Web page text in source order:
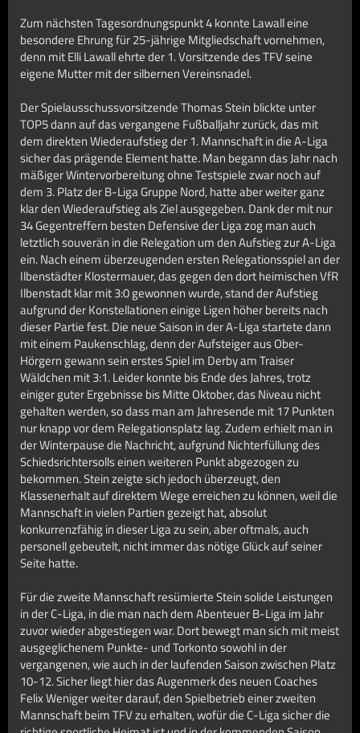
Zum nächsten Tagesordnungspunkt 4 konnte Lawall eine
besondere Ehrung für 25-jährige Mitgliedschaft vornehmen,
denn mit Elli Lawall ehrte der 1. Vorsitzende des TFV seine
eigene Mutter mit der silbernen Vereinsnadel.
Der Spielausschussvorsitzende Thomas Stein blickte unter
TOP5 dann auf das vergangene Fußballjahr zurück, das mit
dem direkten Wiederaufstieg der 1. Mannschaft in die A-Liga
sicher das prägende Element hatte. Man begann das Jahr nach
mäßiger Wintervorbereitung ohne Testspiele zwar noch auf
dem 3. Platz der B-Liga Gruppe Nord, hatte aber weiter ganz
klar den Wiederaufstieg als Ziel ausgegeben. Dank der mit nur
34 Gegentreffern besten Defensive der Liga zog man auch
letztlich souverän in die Relegation um den Aufstieg zur A-Liga
ein. Nach einem überzeugenden ersten Relegationsspiel an der
Ilbenstädter Klostermauer, das gegen den dort heimischen VfR
Ilbenstadt klar mit 3:0 gewonnen wurde, stand der Aufstieg
aufgrund der Konstellationen einige Ligen höher bereits nach
dieser Partie fest. Die neue Saison in der A-Liga startete dann
mit einem Paukenschlag, denn der Aufsteiger aus Ober-
Hörgern gewann sein erstes Spiel im Derby am Traiser
Wäldchen mit 3:1. Leider konnte bis Ende des Jahres, trotz
einiger guter Ergebnisse bis Mitte Oktober, das Niveau nicht
gehalten werden, so dass man am Jahresende mit 17 Punkten
nur knapp vor dem Relegationsplatz lag. Zudem erhielt man in
der Winterpause die Nachricht, aufgrund Nichterfüllung des
Schiedsrichtersolls einen weiteren Punkt abgezogen zu
bekommen. Stein zeigte sich jedoch überzeugt, den
Klassenerhalt auf direktem Wege erreichen zu können, weil die
Mannschaft in vielen Partien gezeigt hat, absolut
konkurrenzfähig in dieser Liga zu sein, aber oftmals, auch
personell gebeutelt, nicht immer das nötige Glück auf seiner
Seite hatte.
Für die zweite Mannschaft resümierte Stein solide Leistungen
in der C-Liga, in die man nach dem Abenteuer B-Liga im Jahr
zuvor wieder abgestiegen war. Dort bewegt man sich mit meist
ausgeglichenem Punkte- und Torkonto sowohl in der
vergangenen, wie auch in der laufenden Saison zwischen Platz
10-12. Sicher liegt hier das Augenmerk des neuen Coaches
Felix Weniger weiter darauf, den Spielbetrieb einer zweiten
Mannschaft beim TFV zu erhalten, wofür die C-Liga sicher die